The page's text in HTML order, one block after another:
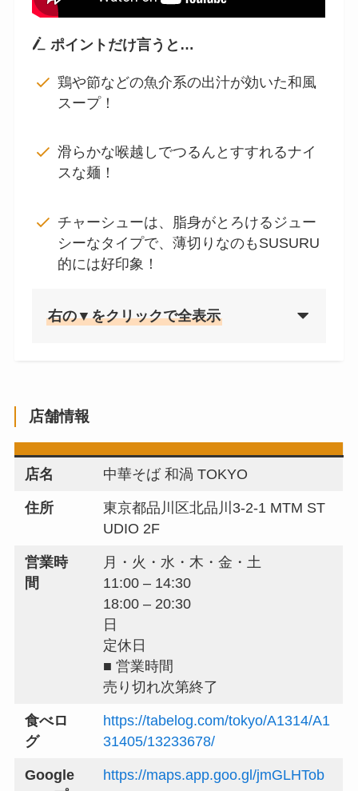
ポイントだけ言うと…
鶏や節などの魚介系の出汁が効いた和風
スープ！
滑らかな喉越しでつるんとすすれるナイ
スな麺！
チャーシューは、脂身がとろけるジュー
シーなタイプで、薄切りなのもSUSURU
的には好印象！
右の▼をクリックで全表示
店舗情報
店名 中華そば 和渦 TOKYO
住所
東京都品川区北品川3-2-1 MTM ST
UDIO 2F
営業時
間
月・火・水・木・金・土
11:00 – 14:30
18:00 – 20:30
日
定休日
■ 営業時間
売り切れ次第終了
食べロ
グ
https://tabelog.com/tokyo/A1314/A1
31405/13233678/
Google
https://maps.app.goo.gl/jmGLHTob